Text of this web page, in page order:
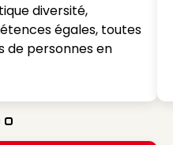
diversité,
égales, toutes
de personnes en